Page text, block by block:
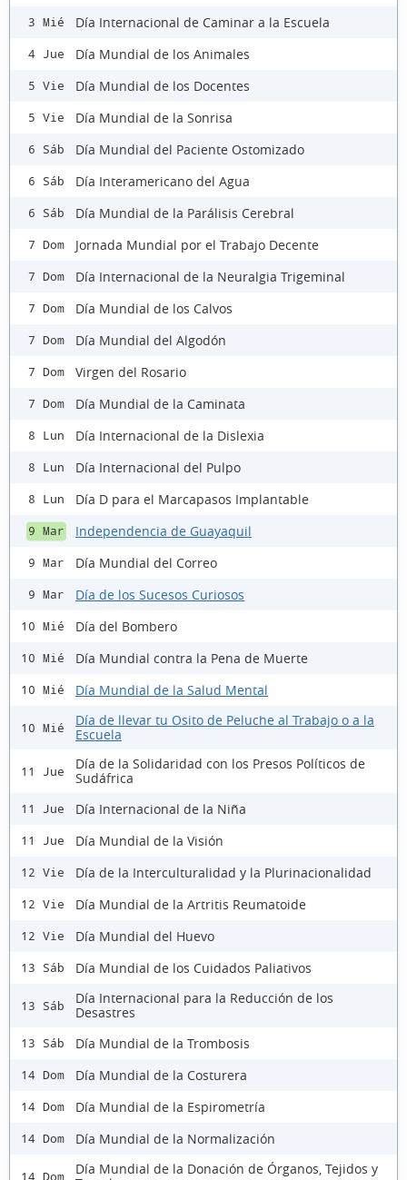
3 Mié Día Internacional de Caminar a la Escuela
4 Jue Día Mundial de los Animales
5 Vie Día Mundial de los Docentes
5 Vie Día Mundial de la Sonrisa
6 Sáb Día Mundial del Paciente Ostomizado
6 Sáb Día Interamericano del Agua
6 Sáb Día Mundial de la Parálisis Cerebral
7 Dom Jornada Mundial por el Trabajo Decente
7 Dom Día Internacional de la Neuralgia Trigeminal
7 Dom Día Mundial de los Calvos
7 Dom Día Mundial del Algodón
7 Dom Virgen del Rosario
7 Dom Día Mundial de la Caminata
8 Lun Día Internacional de la Dislexia
8 Lun Día Internacional del Pulpo
8 Lun Día D para el Marcapasos Implantable
9 Mar Independencia de Guayaquil
9 Mar Día Mundial del Correo
9 Mar Día de los Sucesos Curiosos
10 Mié Día del Bombero
10 Mié Día Mundial contra la Pena de Muerte
10 Mié Día Mundial de la Salud Mental
10 Mié
Día de llevar tu Osito de Peluche al Trabajo o a la
Escuela
11 Jue
Día de la Solidaridad con los Presos Políticos de
Sudáfrica
11 Jue Día Internacional de la Niña
11 Jue Día Mundial de la Visión
12 Vie Día de la Interculturalidad y la Plurinacionalidad
12 Vie Día Mundial de la Artritis Reumatoide
12 Vie Día Mundial del Huevo
13 Sáb Día Mundial de los Cuidados Paliativos
13 Sáb
Día Internacional para la Reducción de los
Desastres
13 Sáb Día Mundial de la Trombosis
14 Dom Día Mundial de la Costurera
14 Dom Día Mundial de la Espirometría
14 Dom Día Mundial de la Normalización
14 Dom
Día Mundial de la Donación de Órganos, Tejidos y